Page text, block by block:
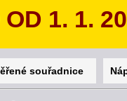
1. 1.
souřadnice